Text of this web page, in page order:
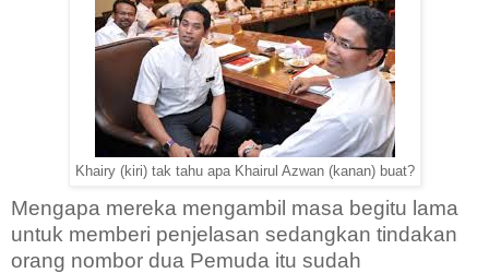
Khairy (kiri) tak tahu apa Khairul Azwan (kanan) buat?
Mengapa mereka mengambil masa begitu lama
untuk memberi penjelasan sedangkan tindakan
orang nombor dua Pemuda itu sudah